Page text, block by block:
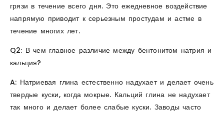
грязи в течение всего дня. Это ежедневное воздействие
напрямую приводит к серьезным простудам и астме в
течение многих лет.
Q2: В чем главное различие между бентонитом натрия и
кальция?
A: Натриевая глина естественно надухает и делает очень
твердые куски, когда мокрые. Кальций глина не надухает
так много и делает более слабые куски. Заводы часто